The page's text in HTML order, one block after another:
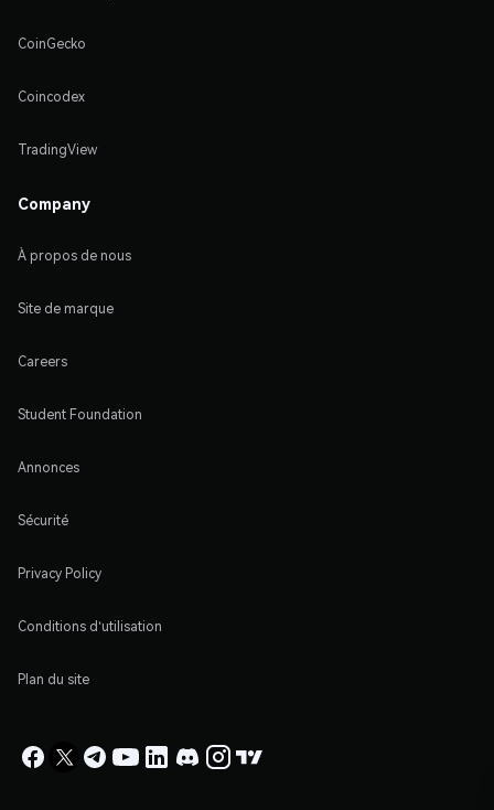
CoinGecko
Coincodex
TradingView
Company
À propos de nous
Site de marque
Careers
Student Foundation
Annonces
Sécurité
Privacy Policy
Conditions d'utilisation
Plan du site